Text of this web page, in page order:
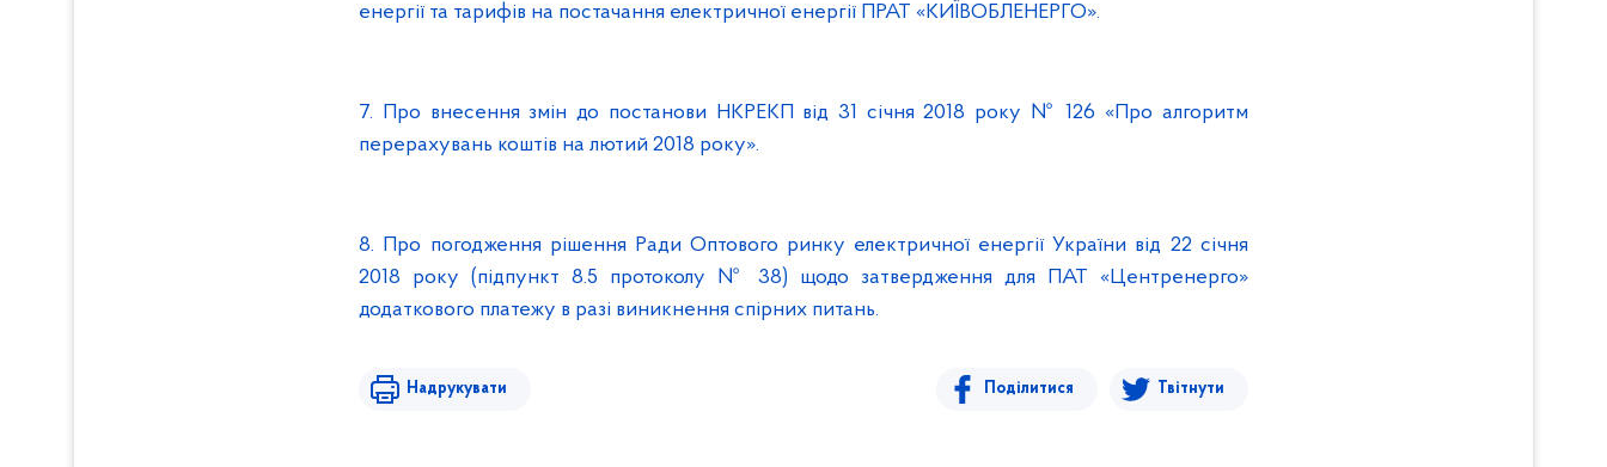
енергії та тарифів на постачання електричної енергії ПРАТ «КИЇВОБЛЕНЕРГО».
7. Про внесення змін до постанови НКРЕКП від 31 січня 2018 року № 126 «Про алгоритм
перерахувань коштів на лютий 2018 року».
8. Про погодження рішення Ради Оптового ринку електричної енергії України від 22 січня
2018 року (підпункт 8.5 протоколу № 38) щодо затвердження для ПАТ «Центренерго»
додаткового платежу в разі виникнення спірних питань.
Надрукувати Поділитися Твітнути